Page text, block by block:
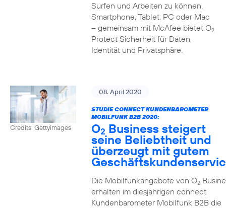
Surfen und Arbeiten zu können.
Smartphone, Tablet, PC oder Mac
– gemeinsam mit McAfee bietet O2
Protect Sicherheit für Daten,
Identität und Privatsphäre.
Credits: Gettyimages
08. April 2020
STUDIE CONNECT KUNDENBAROMETER
MOBILFUNK B2B 2020:
O2 Business steigert
seine Beliebtheit und
überzeugt mit gutem
Die Mobilfunkangebote von O2
erhalten im diesjährigen connect
Kundenbarometer Mobilfunk B2B die